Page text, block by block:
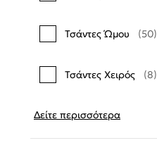
Τσάντες Ώμου (50)
Τσάντες Χειρός (8)
Δείτε περισσότερα